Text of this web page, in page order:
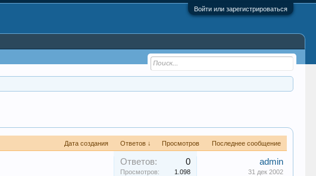
Войти или зарегистрироваться
Дата создания Ответов ↓ Просмотров Последнее сообщение
Ответов: 0
Просмотров: 1.098
admin
31 дек 2002